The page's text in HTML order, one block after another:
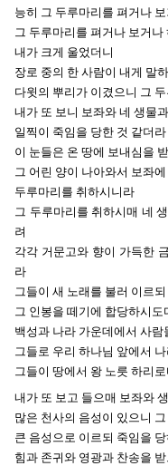
능히 그 두루마리를 펴거나
그 두루마리를 펴거나 보거
내가 크게 울었더니
장로 중의 한 사람이 내게 말
다윗의 뿌리가 이겼으니 그
내가 또 보니 보좌와 네 생물
일찍이 죽임을 당한 것 같더
이 눈들은 온 땅에 보내심을
그 어린 양이 나아와서 보좌
두루마리를 취하시니라
그 두루마리를 취하시매 네
려
각각 거문고와 향이 가득한
라
그들이 새 노래를 불러 이르
그 인봉을 떼기에 합당하시
백성과 나라 가운데에서 사
그들로 우리 하나님 앞에서
그들이 땅에서 왕 노릇 하리
내가 또 보고 들으매 보좌와
많은 천사의 음성이 있으니
큰 음성으로 이르되 죽임을
힘과 존귀와 영광과 찬송을